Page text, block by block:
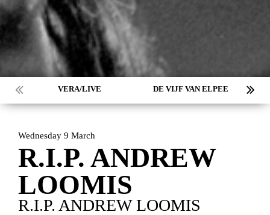
VERA/LIVE DE VIJF VAN ELPEE
Wednesday 9 March
R.I.P. ANDREW
LOOMIS
R.I.P. ANDREW LOOMIS